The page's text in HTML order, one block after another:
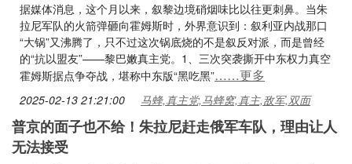
据媒体消息，这个月以来，叙黎边境硝烟味比以往更刺鼻。当朱
拉尼军队的火箭弹砸向霍姆斯时，外界意识到：叙利亚内战那口
“大锅”又沸腾了，只不过这次锅底烧的不是叙反对派，而是曾经
的“抗以盟友”——黎巴嫩真主党。1、三次突袭撕开中东权力真空
霍姆斯据点争夺战，堪称中东版“黑吃黑”……更多
2025-02-13 21:21:00 马蜂,真主党,马蜂窝,真主,敌军,双面
普京的面子也不给！朱拉尼赶走俄军车队，理由让人
无法接受